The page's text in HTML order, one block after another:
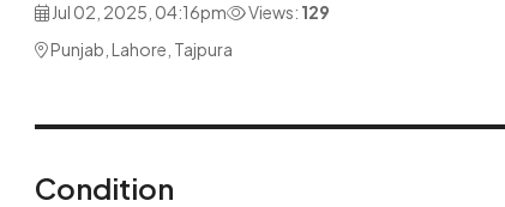
Jul 02, 2025, 04:16pm Views: 129
Punjab, Lahore, Tajpura
Condition